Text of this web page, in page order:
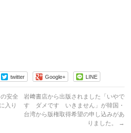
twitter Google+ LINE
安全
入り
岩﨑書店から出版されました「いやで
す ダメです いきません」が韓国・
台湾から版権取得希望の申し込みがあ
りました。
→